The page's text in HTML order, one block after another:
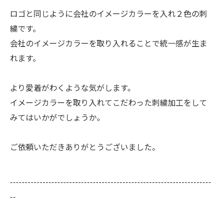
ロゴと同じように会社のイメージカラーを入れ２色の刺
繍です。
会社のイメージカラーを取り入れることで統一感が生ま
れます。
より愛着がわくような気がします。
イメージカラーを取り入れてこだわった刺繍加工をして
みてはいかがでしょうか。
ご依頼いただきありがとうございました。
--------------------------------------------------------------------
--